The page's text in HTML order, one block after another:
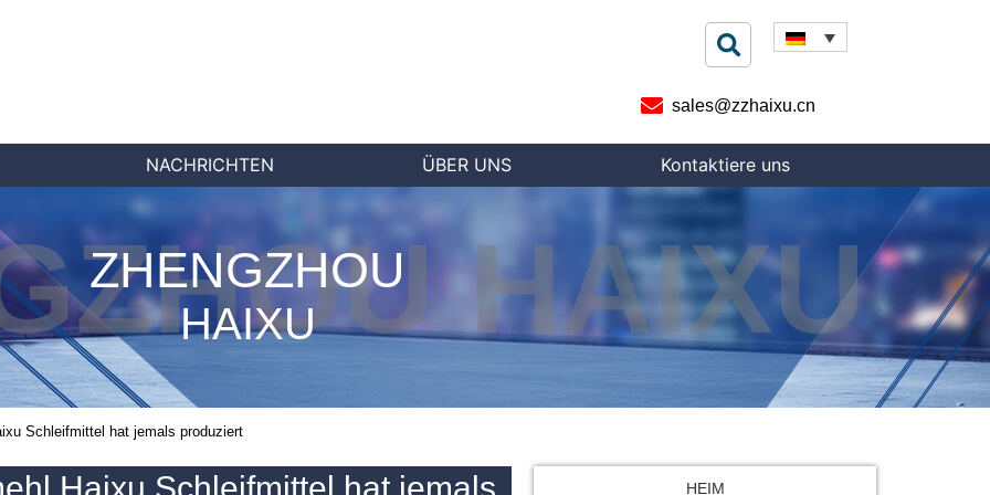
sales@zzhaixu.cn
NACHRICHTEN ÜBER UNS Kontaktiere uns
HAIXU
ZHENGZHOU
HAIXU
Schleifmittel hat jemals produziert
HEIM